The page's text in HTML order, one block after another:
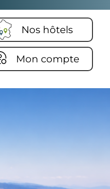
Nos hôtels
Mon compte